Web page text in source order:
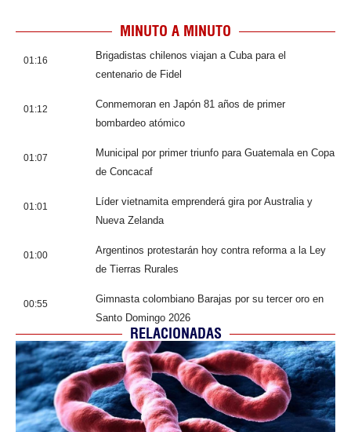
MINUTO A MINUTO
01:16
Brigadistas chilenos viajan a Cuba para el
centenario de Fidel
01:12
Conmemoran en Japón 81 años de primer
bombardeo atómico
01:07
Municipal por primer triunfo para Guatemala en Copa
de Concacaf
01:01
Líder vietnamita emprenderá gira por Australia y
Nueva Zelanda
01:00
Argentinos protestarán hoy contra reforma a la Ley
de Tierras Rurales
00:55
Gimnasta colombiano Barajas por su tercer oro en
Santo Domingo 2026
RELACIONADAS